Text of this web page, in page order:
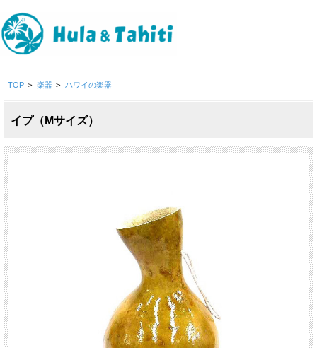
TOP > 楽器 > ハワイの楽器
イプ（Mサイズ）